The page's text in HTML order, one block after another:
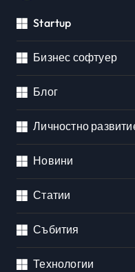
Startup
Бизнес софтуер
Блог
Личностно
Новини
Статии
Събития
Технологии